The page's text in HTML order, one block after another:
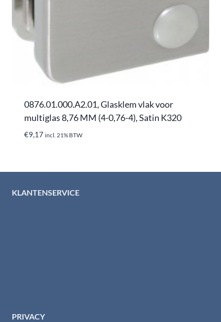
0876.01.000.A2.01, Glasklem vlak voor
multiglas 8,76 MM (4-0,76-4), Satin K320
€9,17 incl. 21% BTW
KLANTENSERVICE
PRIVACY